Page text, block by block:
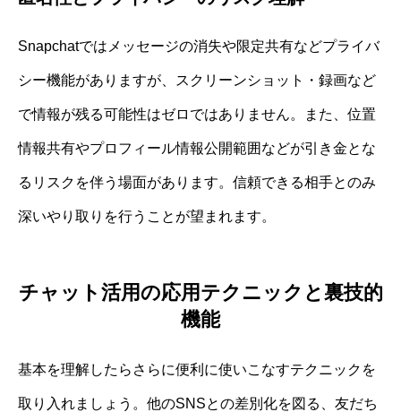
Snapchatではメッセージの消失や限定共有などプライバ
シー機能がありますが、スクリーンショット・録画など
で情報が残る可能性はゼロではありません。また、位置
情報共有やプロフィール情報公開範囲などが引き金とな
るリスクを伴う場面があります。信頼できる相手とのみ
深いやり取りを行うことが望まれます。
チャット活用の応用テクニックと裏技的
機能
基本を理解したらさらに便利に使いこなすテクニックを
取り入れましょう。他のSNSとの差別化を図る、友だち